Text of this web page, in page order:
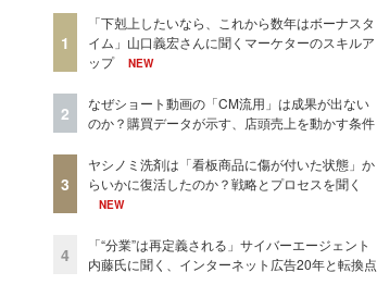
1
「下剋上したいなら、これから数年はボーナスタ
イム」山口義宏さんに聞くマーケターのスキルア
ップ
NEW
2
なぜショート動画の「CM流用」は成果が出ない
のか？購買データが示す、店頭売上を動かす条件
3
ヤシノミ洗剤は「看板商品に傷が付いた状態」か
らいかに復活したのか？戦略とプロセスを聞く
NEW
4
「“分業”は再定義される」サイバーエージェント
内藤氏に聞く、インターネット広告20年と転換点